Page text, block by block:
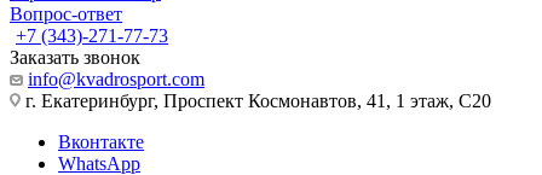
Вопрос-ответ
+7 (343)-271-77-73
Заказать звонок
info@kvadrosport.com
г. Екатеринбург, Проспект Космонавтов, 41, 1 этаж, С20
Вконтакте
WhatsApp